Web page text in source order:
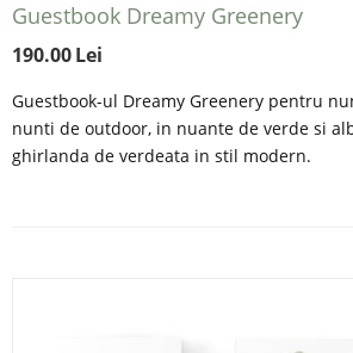
Guestbook Dreamy Greenery
190.00Lei
Guestbook-ul Dreamy Greenery pentru
nunti de outdoor, in nuante de verde si
ghirlanda de verdeata in stil modern.